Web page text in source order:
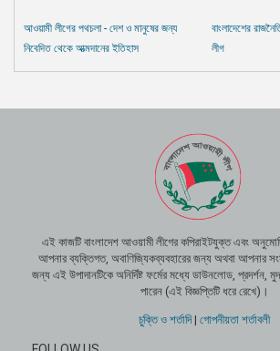
আওয়ামী লীগের পথচলা - দেশ ও মানুষের জন্য
নিবেদিত থেকে আত্মদানের ইতিহাস
বাংলাদেশের
লীগ
এই কাজটি বাংলাদেশ আওয়ামী লীগের কপিরাইটযুক্ত এবং
আপনার ব্যক্তিগত, অবাণিজ্যিকব্যবহারের জন্য অথবা আপনার
জন্য এই উপাদানটিকে অনির্দিষ্ট ফর্মের মধ্যে ডাউনলোড, প্রদর্শন,
পারেন (এই বিজ্ঞপ্তিটি ধরে রেখে)।
চুক্তি ও শর্তাদি| গোপনীয়তা শর্তাবলী